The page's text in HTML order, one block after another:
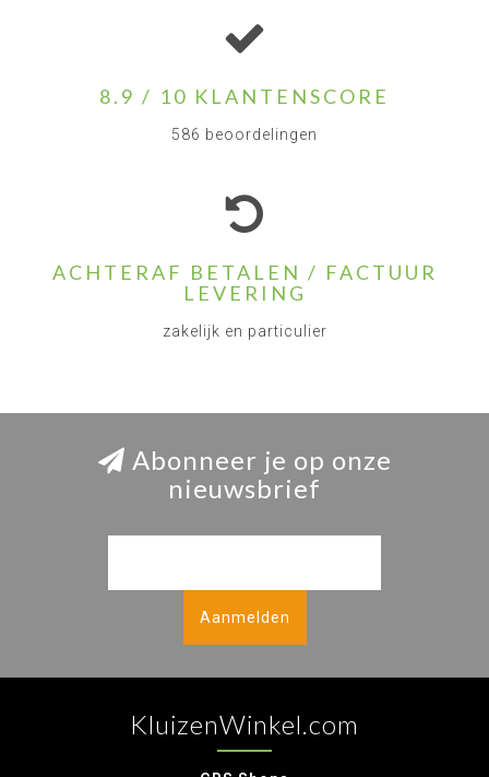
8.9 / 10 KLANTENSCORE
586 beoordelingen
ACHTERAF BETALEN / FACTUUR
LEVERING
zakelijk en particulier
Abonneer je op onze
nieuwsbrief
Aanmelden
KluizenWinkel.com